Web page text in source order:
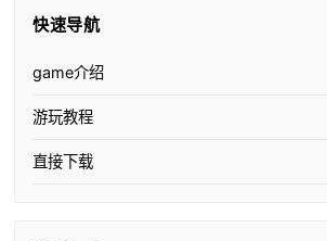
快速导航
game介绍
游玩教程
直接下载